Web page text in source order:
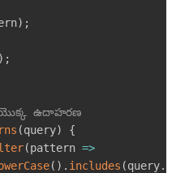
) ;
) ;
ఉదాహరణ
(query)
{
(pattern =>
( ) . includes (query.